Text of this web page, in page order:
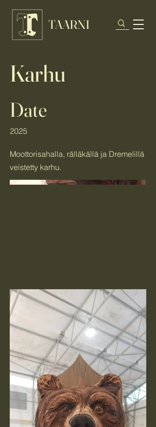
TAARNI
Karhu
Date
2025
Moottorisahalla, rälläkällä ja Dremelillä
veistetty karhu.